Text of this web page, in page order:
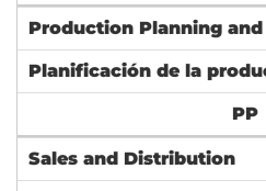
Production Planning
Planificación de la
PP
Sales and Distribution